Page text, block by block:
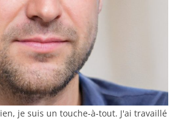
je suis un touche-à-tout. J'ai travaillé